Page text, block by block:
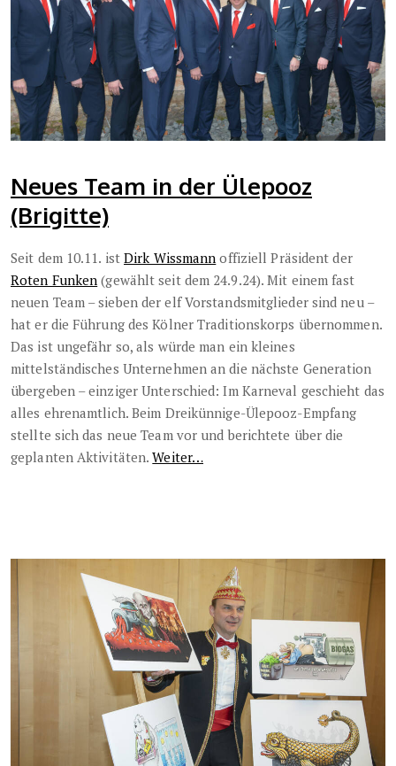
Neues Team in der Ülepooz
(Brigitte)
Seit dem 10.11. ist Dirk Wissmann offiziell Präsident der
Roten Funken (gewählt seit dem 24.9.24). Mit einem fast
neuen Team – sieben der elf Vorstandsmitglieder sind neu –
hat er die Führung des Kölner Traditionskorps übernommen.
Das ist ungefähr so, als würde man ein kleines
mittelständisches Unternehmen an die nächste Generation
übergeben – einziger Unterschied: Im Karneval geschieht das
alles ehrenamtlich. Beim Dreikünnige-Ülepooz-Empfang
stellte sich das neue Team vor und berichtete über die
geplanten Aktivitäten.Weiter…